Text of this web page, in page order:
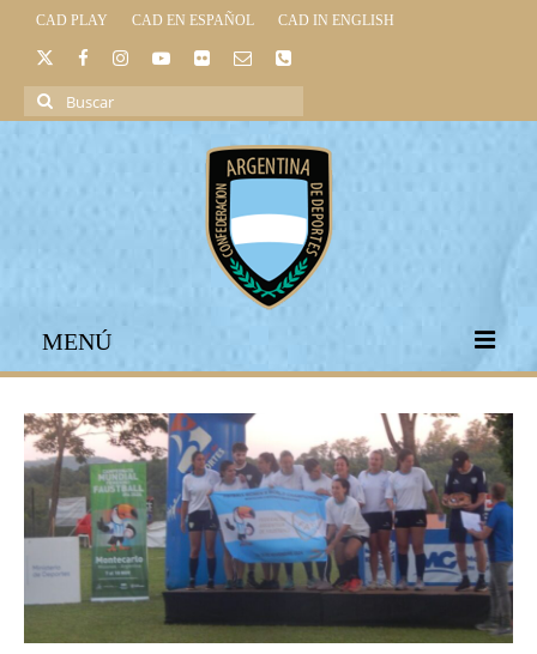
CAD PLAY CAD EN ESPAÑOL CAD IN ENGLISH
Buscar
por:
MENÚ
INICIO
INSTITUCIONAL
LEGISLACIÓN DEPORTIVA
UNIVERSO CAD
NOTICIAS